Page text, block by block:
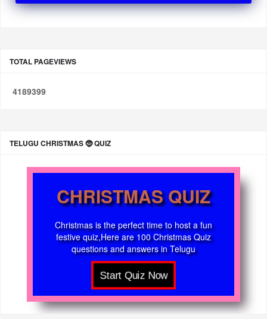
TOTAL PAGEVIEWS
4189399
TELUGU CHRISTMAS 🤶 QUIZ
CHRISTMAS QUIZ
Christmas is the perfect time to host a fun
festive quiz,Here are 100 Christmas Quiz
questions and answers in Telugu